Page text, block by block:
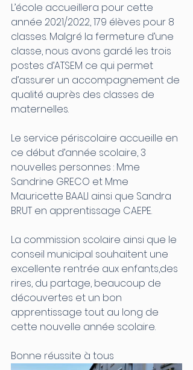
L’école accueillera pour cette
année 2021/2022, 179 élèves pour 8
classes. Malgré la fermeture d’une
classe, nous avons gardé les trois
postes d’ATSEM ce qui permet
d’assurer un accompagnement de
qualité auprès des classes de
maternelles.
Le service périscolaire accueille en
ce début d’année scolaire, 3
nouvelles personnes : Mme
Sandrine GRECO et Mme
Mauricette BAALI ainsi que Sandra
BRUT en apprentissage CAEPE.
La commission scolaire ainsi que le
conseil municipal souhaitent une
excellente rentrée aux enfants,des
rires, du partage, beaucoup de
découvertes et un bon
apprentissage tout au long de
cette nouvelle année scolaire.
Bonne réussite à tous